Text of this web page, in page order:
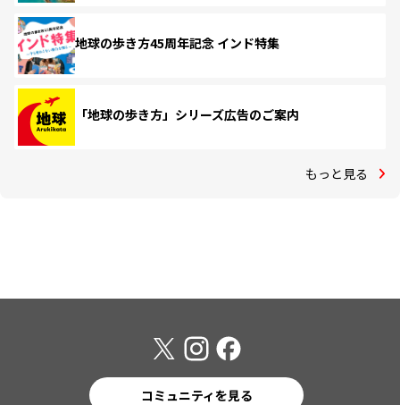
地球の歩き方45周年記念 インド特集
「地球の歩き方」シリーズ広告のご案内
もっと見る
コミュニティを見る